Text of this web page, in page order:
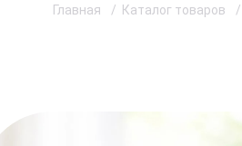
Главная Каталог товаров